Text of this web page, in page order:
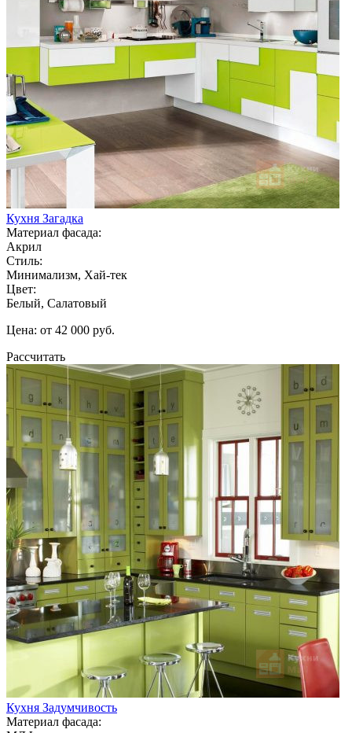
Кухня Загадка
Материал фасада:
Акрил
Стиль:
Минимализм, Хай-тек
Цвет:
Белый, Салатовый
Цена: от 42 000 руб.
Рассчитать
Кухня Задумчивость
Материал фасада: